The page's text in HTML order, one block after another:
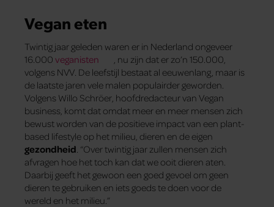
Vegan eten
Twintig jaar geleden waren er in Nederland ongeveer
16.000 veganisten
, nu zijn dat er zo’n 150.000,
volgens NVV. De leefstijl bestaat al eeuwenlang, maar is
de laatste jaren vele malen populairder geworden.
Volgens Willo Schröer, hoofdredacteur van Vegan
business, komt dat omdat meer en meer mensen zich
bewust worden van de positieve impact van een plant-
based lifestyle op het milieu, dieren en de eigen
gezondheid . “Over twintig jaar zullen mensen zich
afvragen hoe het toch kan dat we ooit dieren aten.
Daarbij geeft het gewoon een goed gevoel om geen
dieren te gebruiken en iets goeds te doen voor de
wereld en het milieu.”